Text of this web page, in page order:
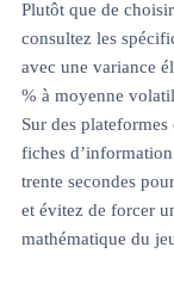
Plutôt que de
consultez les
avec une variance
% à moyenne
Sur des
fiches
trente secondes
et évitez de forcer
mathématique du